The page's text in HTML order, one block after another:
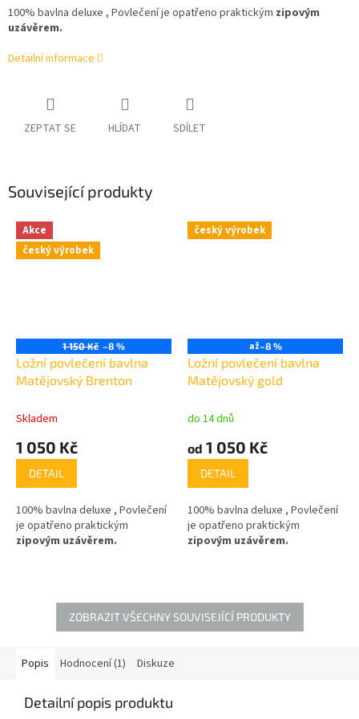
100% bavlna deluxe , Povlečení je opatřeno praktickým zipovým
uzávěrem.
Detailní informace
ZEPTAT SE HLÍDAT SDÍLET
Související produkty
Akce
český výrobek
1 150 Kč –8 %
Ložní povlečení bavlna
Matějovský Brenton
Skladem
1 050 Kč
DETAIL
100% bavlna deluxe , Povlečení
je opatřeno praktickým
zipovým uzávěrem.
český výrobek
až–8 %
Ložní povlečení bavlna
Matějovský gold
do 14 dnů
od 1 050 Kč
DETAIL
100% bavlna deluxe , Povlečení
je opatřeno praktickým
zipovým uzávěrem.
ZOBRAZIT VŠECHNY SOUVISEJÍCÍ PRODUKTY
Popis Hodnocení (1) Diskuze
Detailní popis produktu